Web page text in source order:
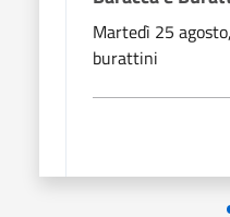
Martedì 25
burattini